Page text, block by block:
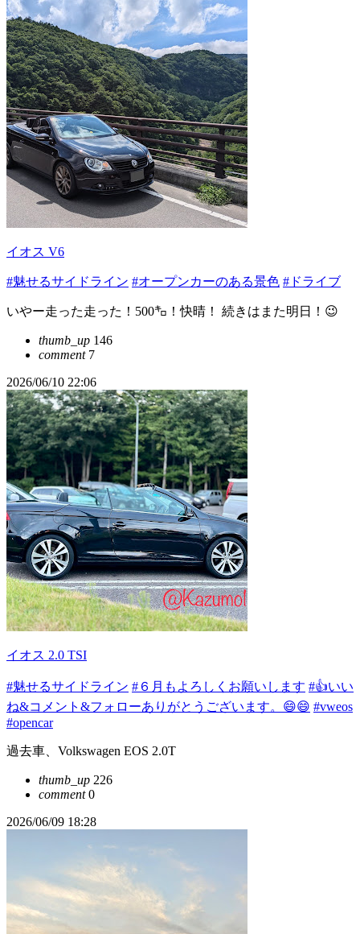
イオス V6
#魅せるサイドライン #オープンカーのある景色 #ドライブ
いやー走った走った！500㌔！快晴！ 続きはまた明日！😉
thumb_up 146
comment7
2026/06/10 22:06
イオス 2.0 TSI
#魅せるサイドライン #６月もよろしくお願いします #👍️いい
ね&コメント&フォローありがとうございます。😄😄 #vweos
#opencar
過去車、Volkswagen EOS 2.0T
thumb_up 226
comment0
2026/06/09 18:28